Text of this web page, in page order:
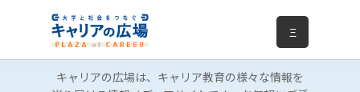
Ξ
キャリアの広場は、キャリア教育の様々な情報を